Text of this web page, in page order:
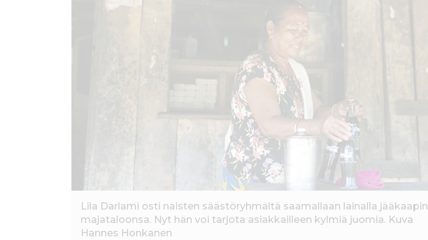
Lila Darlami osti naisten säästöryhmältä saamallaan lainalla jääkaapin
majataloonsa. Nyt hän voi tarjota asiakkailleen kylmiä juomia. Kuva
Hannes Honkanen